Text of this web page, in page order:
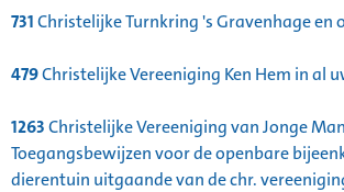
731Christelijke Turnkring 's Gravenhage en
479Christelijke Vereeniging Ken Hem in al
1263Christelijke Vereeniging van Jonge
Toegangsbewijzen voor de openbare
dierentuin uitgaande van de chr.